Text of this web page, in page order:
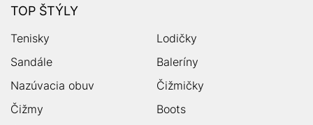
TOP ŠTÝLY
Tenisky
Lodičky
Sandále
Baleríny
Nazúvacia obuv
Čižmičky
Čižmy
Boots